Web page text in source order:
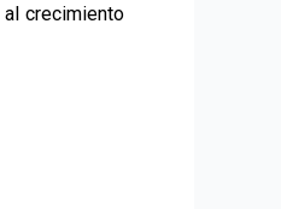
crecimiento